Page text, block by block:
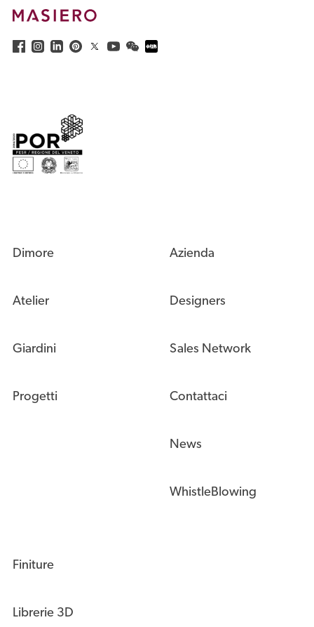
Dimore
Atelier
Giardini
Progetti
Azienda
Designers
Sales Network
Contattaci
News
WhistleBlowing
Finiture
Librerie 3D